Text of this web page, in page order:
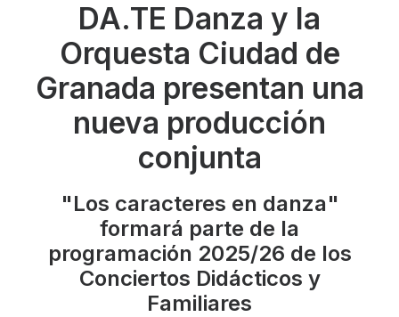
DA.TE Danza y la
Orquesta Ciudad de
Granada presentan una
nueva producción
conjunta
"Los caracteres en danza"
formará parte de la
programación 2025/26 de los
Conciertos Didácticos y
Familiares